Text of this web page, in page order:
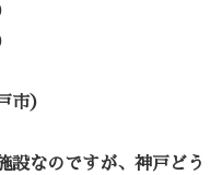
市）
設なのですが、神戸どう